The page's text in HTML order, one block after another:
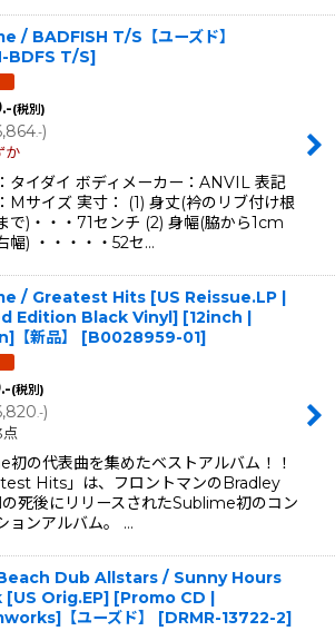
/ BADFISH T/S【ユーズド】
BDFS T/S]
.-(税別)
.-)
か
タイダイ ボディメーカー：ANVIL 表記
Mサイズ 実寸： (1) 身丈(衿のリブ付け根
で)・・・71センチ (2) 身幅(脇から1cm
幅) ・・・・・52セ…
/ Greatest Hits [US Reissue.LP |
Edition Black Vinyl] [12inch |
新品】
[B0028959-01]
.-(税別)
.-)
の代表曲を集めたベストアルバム！！
Hits」は、フロントマンのBradley
死後にリリースされたSublime初のコン
ョンアルバム。 …
Dub Allstars / Sunny Hours
[US Orig.EP] [Promo CD |
【ユーズド】
[DRMR-13722-2]